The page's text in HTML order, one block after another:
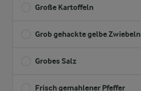
Große Kartoffeln
Grob gehackte gelbe Zwiebeln
Grobes Salz
Frisch gemahlener Pfeffer